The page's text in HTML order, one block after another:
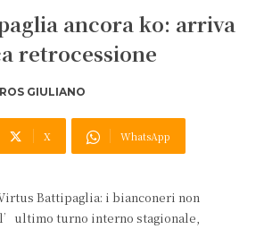
ancora ko: arriva
retrocessione
GIULIANO
X WhatsApp
Battipaglia: i bianconeri non
turno interno stagionale,